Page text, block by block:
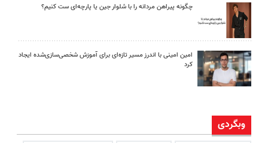
چگونه پیراهن مردانه را با شلوار جین یا پارچه‌ای ست کنیم؟
امین امینی با اندرز مسیر تازه‌ای برای آموزش شخصی‌سازی‌شده ایجاد
کرد
وبگردی